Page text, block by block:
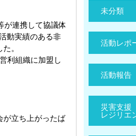
が連携して協議体
動実績のある非
。
利組織に加盟し
が立ち上がったば
未分類
活動レポ
活動報告
災害支援
レジリエ